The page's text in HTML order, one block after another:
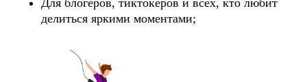
Для блогеров, тиктокеров и всех, кто любит
делиться яркими моментами;